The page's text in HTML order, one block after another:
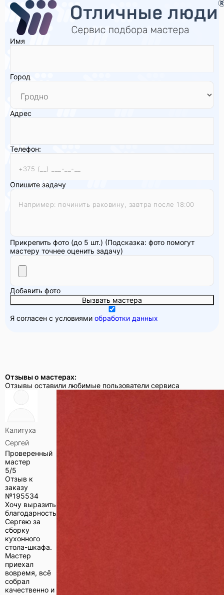
Имя
Город
Адрес
Телефон:
Опишите задачу
Прикрепить фото (до 5 шт.) (Подсказка: фото помогут
мастеру точнее оценить задачу)
Добавить фото
Вызвать мастера
Я согласен с условиями обработки данных
Отзывы о мастерах:
Отзывы оставили любимые пользователи сервиса
Калитуха
Сергей
Проверенный
мастер
5/5
Отзыв к
заказу
№195534
Хочу выразить
благодарность
Сергею за
сборку
кухонного
стола-шкафа.
Мастер
приехал
вовремя, всё
собрал
качественно и